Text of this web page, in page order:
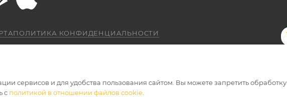
ПОЛИТИКА КОНФИДЕНЦИАЛЬНОСТИ
сервисов и для удобства пользования сайтом. Вы можете запретить обработку
с политикой в отношении файлов cookie